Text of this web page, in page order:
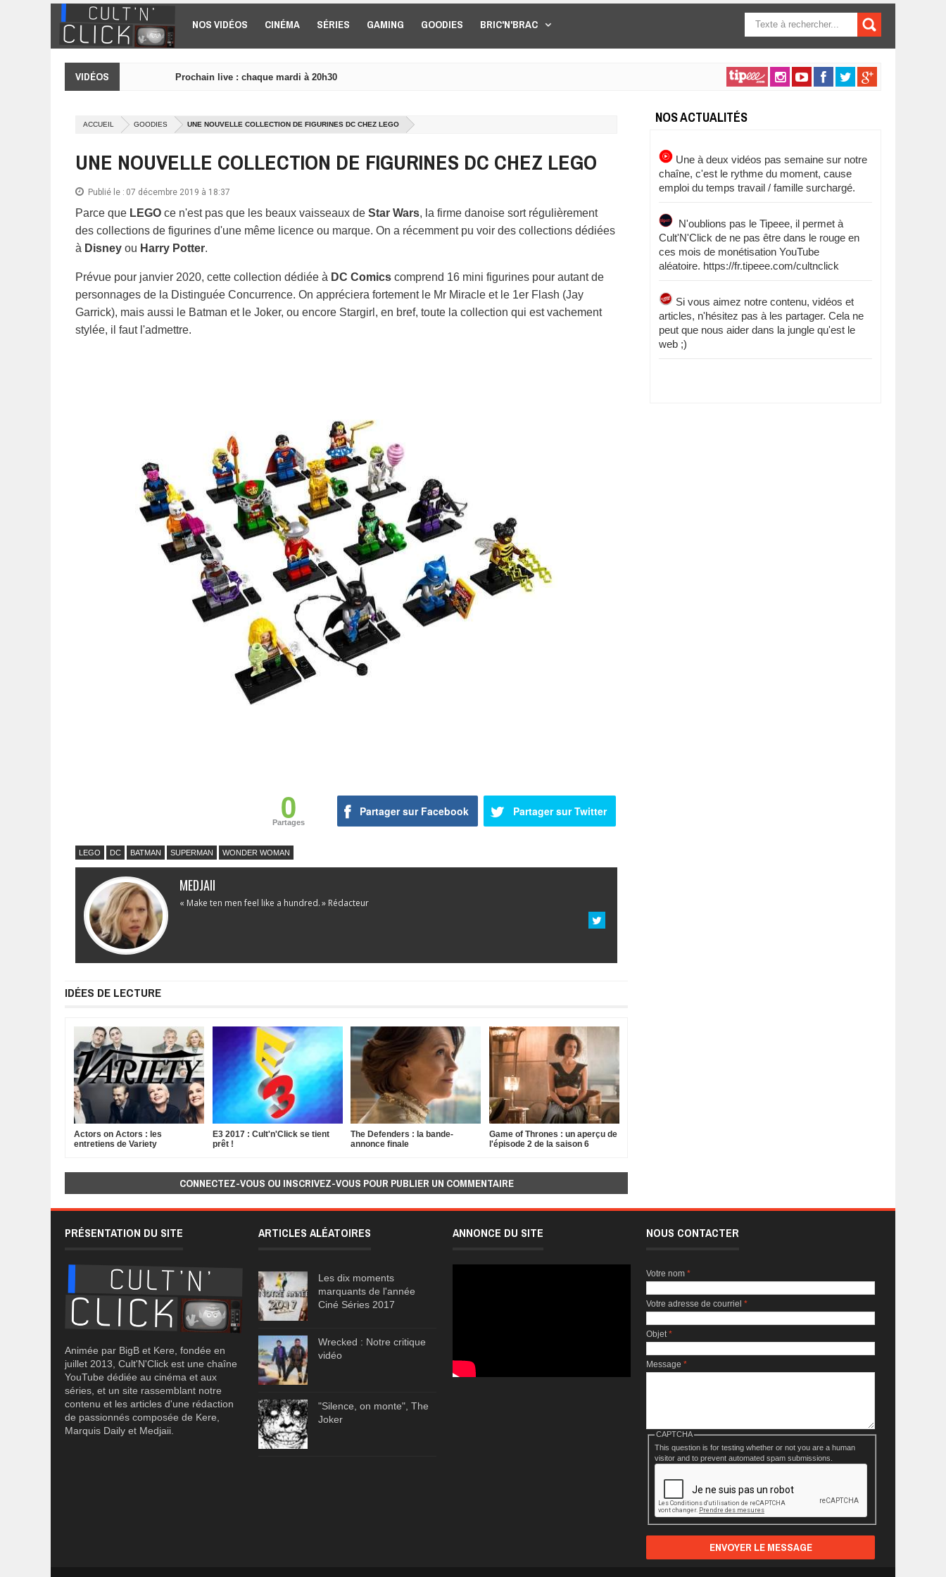
Aller au contenu principal
NOS VIDÉOS CINÉMA SÉRIES GAMING GOODIES BRIC'N'BRAC
FORMULAIRE DE
RECHERCHE
VIDÉOS Prochain live : chaque mardi à 20h30
ACCUEIL GOODIES UNE NOUVELLE COLLECTION DE FIGURINES DC CHEZ LEGO
UNE NOUVELLE COLLECTION DE FIGURINES DC CHEZ LEGO
Publié le : 07 décembre 2019 à 18:37
Parce que LEGO ce n'est pas que les beaux vaisseaux de Star Wars, la firme danoise sort régulièrement
des collections de figurines d'une même licence ou marque. On a récemment pu voir des collections dédiées
à Disney ou Harry Potter.
Prévue pour janvier 2020, cette collection dédiée à DC Comics comprend 16 mini figurines pour autant de
personnages de la Distinguée Concurrence. On appréciera fortement le Mr Miracle et le 1er Flash (Jay
Garrick), mais aussi le Batman et le Joker, ou encore Stargirl, en bref, toute la collection qui est vachement
stylée, il faut l'admettre.
0
Partages
Partager sur Facebook Partager sur Twitter
LEGO DC BATMAN SUPERMAN WONDER WOMAN
MEDJAII
« Make ten men feel like a hundred. » Rédacteur
IDÉES DE LECTURE
Actors on Actors : les
entretiens de Variety
E3 2017 : Cult'n'Click se tient
prêt !
The Defenders : la bande-
annonce finale
Game of Thrones : un aperçu de
l'épisode 2 de la saison 6
CONNECTEZ-VOUS OU INSCRIVEZ-VOUS POUR PUBLIER UN COMMENTAIRE
NOS ACTUALITÉS
Une à deux vidéos pas semaine sur notre
chaîne, c'est le rythme du moment, cause
emploi du temps travail / famille surchargé.
N'oublions pas le Tipeee, il permet à
Cult'N'Click de ne pas être dans le rouge en
ces mois de monétisation YouTube
aléatoire. https://fr.tipeee.com/cultnclick
Si vous aimez notre contenu, vidéos et
articles, n'hésitez pas à les partager. Cela ne
peut que nous aider dans la jungle qu'est le
web ;)
PRÉSENTATION DU SITE
Animée par BigB et Kere, fondée en
juillet 2013, Cult'N'Click est une chaîne
YouTube dédiée au cinéma et aux
séries, et un site rassemblant notre
contenu et les articles d'une rédaction
de passionnés composée de Kere,
Marquis Daily et Medjaii.
ARTICLES ALÉATOIRES
Les dix moments
marquants de l'année
Ciné Séries 2017
Wrecked : Notre critique
vidéo
"Silence, on monte", The
Joker
ANNONCE DU SITE NOUS CONTACTER
Votre nom*
Votre adresse de courriel*
Objet*
Message*
CAPTCHA
This question is for testing whether or not you are a human
visitor and to prevent automated spam submissions.